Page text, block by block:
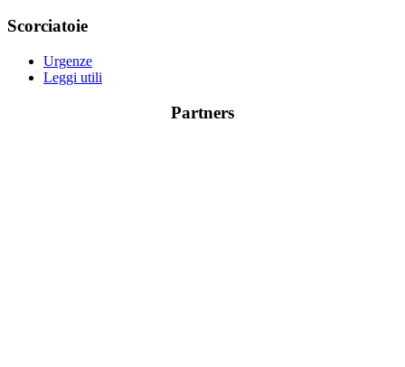
Scorciatoie
Urgenze
Leggi utili
Partners